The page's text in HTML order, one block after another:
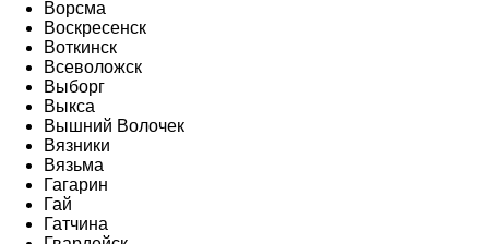
Ворсма
Воскресенск
Воткинск
Всеволожск
Выборг
Выкса
Вышний Волочек
Вязники
Вязьма
Гагарин
Гай
Гатчина